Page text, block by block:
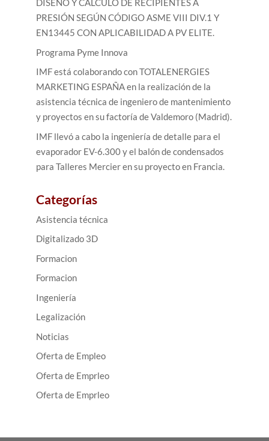
DISEÑO Y CÁLCULO DE RECIPIENTES A
PRESIÓN SEGÚN CÓDIGO ASME VIII DIV.1 Y
EN13445 CON APLICABILIDAD A PV ELITE.
Programa Pyme Innova
IMF está colaborando con TOTALENERGIES
MARKETING ESPAÑA en la realización de la
asistencia técnica de ingeniero de mantenimiento
y proyectos en su factoría de Valdemoro (Madrid).
IMF llevó a cabo la ingeniería de detalle para el
evaporador EV-6.300 y el balón de condensados
para Talleres Mercier en su proyecto en Francia.
Categorías
Asistencia técnica
Digitalizado 3D
Formacion
Formacion
Ingeniería
Legalización
Noticias
Oferta de Empleo
Oferta de Emprleo
Oferta de Emprleo